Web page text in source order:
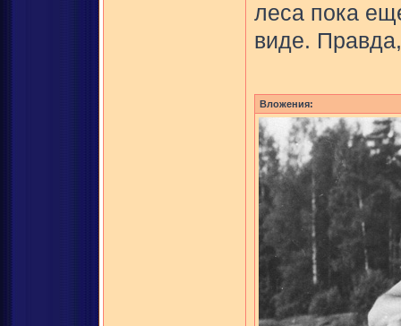
леса пока
виде.
Вложения: